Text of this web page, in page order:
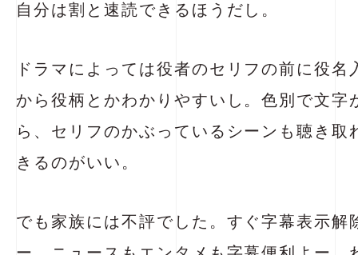
自分は割と速読できるほうだし。
ドラマによっては役者のセリフの前に役名
から役柄とかわかりやすいし。色別で文字
ら、セリフのかぶっているシーンも聴き取
きるのがいい。
でも家族には不評でした。すぐ字幕表示